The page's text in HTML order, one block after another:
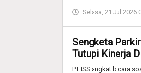
Selasa, 21 Jul 2026
Sengketa
Tutupi Kinerja
PT ISS angkat bicara